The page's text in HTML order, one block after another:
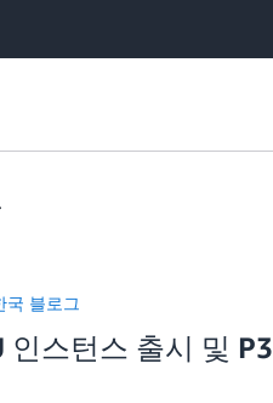
블로그
인스턴스 출시 및